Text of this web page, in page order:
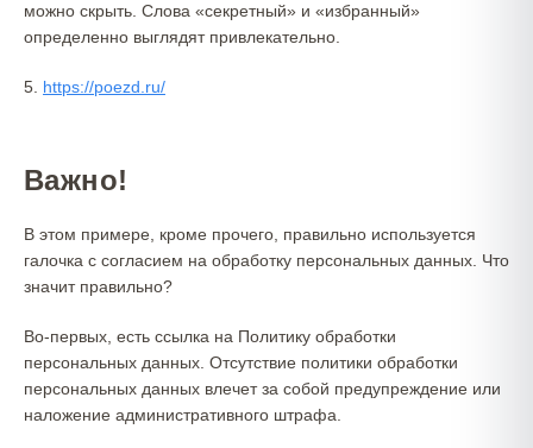
можно скрыть. Слова «секретный» и «избранный»
определенно выглядят привлекательно.
5. https://poezd.ru/
Важно!
В этом примере, кроме прочего, правильно используется
галочка с согласием на обработку персональных данных. Что
значит правильно?
Во-первых, есть ссылка на Политику обработки
персональных данных. Отсутствие политики обработки
персональных данных влечет за собой предупреждение или
наложение административного штрафа.